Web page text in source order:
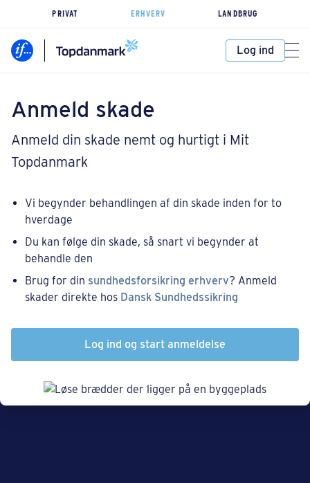
PRIVAT ERHVERV LANDBRUG
Log ind
Anmeld skade
Anmeld din skade nemt og hurtigt i Mit
Topdanmark
Vi begynder behandlingen af din skade inden for to
hverdage
Du kan følge din skade, så snart vi begynder at
behandle den
Brug for din sundhedsforsikring erhverv? Anmeld
skader direkte hos Dansk Sundhedssikring
Log ind og start anmeldelse